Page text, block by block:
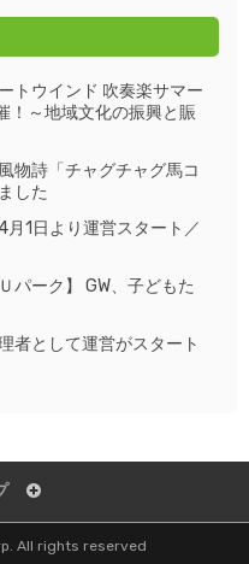
トウインド 吹奏楽サマー
！～地域文化の振興と賑
物詩「チャグチャグ馬コ
した
月1日より運営スタート／
パーク】 GW、子どもた
者として運営がスタート
All rights reserved